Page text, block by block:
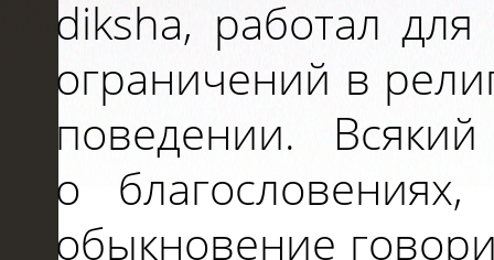
diksha, работалдля
ограничений в
поведении.
о
обыкновение